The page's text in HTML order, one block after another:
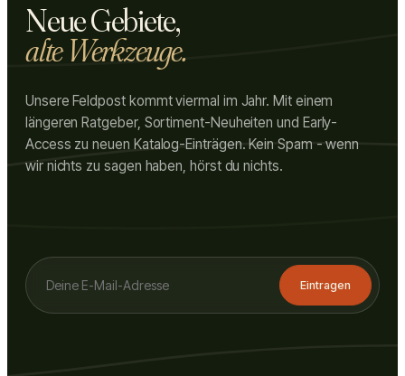
Neue Gebiete,
alte Werkzeuge.
Unsere Feldpost kommt viermal im Jahr. Mit einem
längeren Ratgeber, Sortiment-Neuheiten und Early-
Access zu neuen Katalog-Einträgen. Kein Spam - wenn
wir nichts zu sagen haben, hörst du nichts.
Eintragen